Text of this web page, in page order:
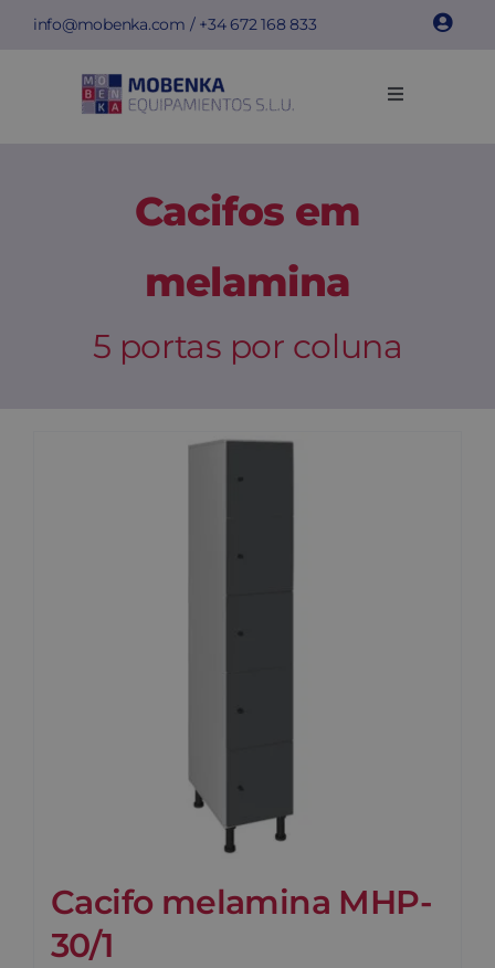
Skipinfo@mobenka.com / +34672 168 833
Toggle
Info técnica
Cacifos em
melamina
5 portas por coluna
Cacifo melamina MHP-
30/1